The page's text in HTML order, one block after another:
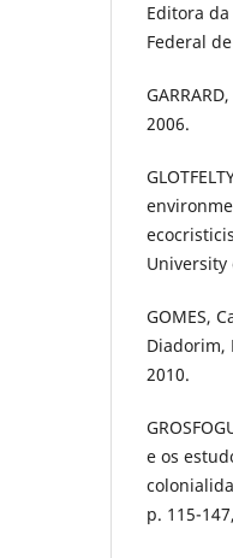
Editora
Federal
2006.
University
GOMES,
Diadorim,
2010.
e os
p. 115-